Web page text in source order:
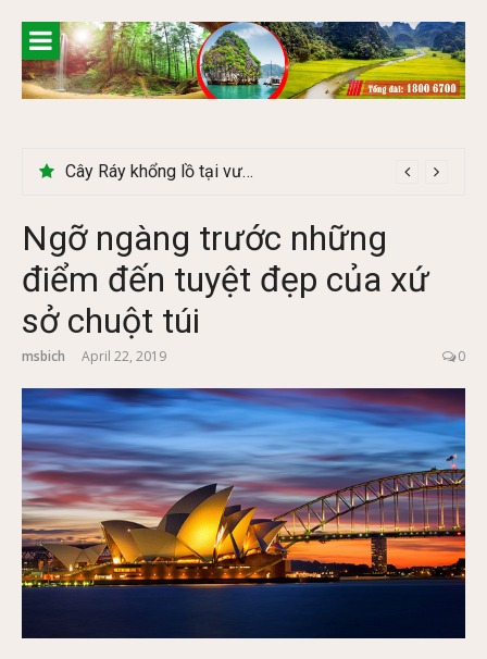
content
Cây Ráy khổng lồ tại vườn Quốc gia Cúc Phương
Khám phá chợ phiên Bắc Hà có gì đặc biệt
Ngỡ ngàng trước những
điểm đến tuyệt đẹp của xứ
sở chuột túi
msbich April 22, 2019 0